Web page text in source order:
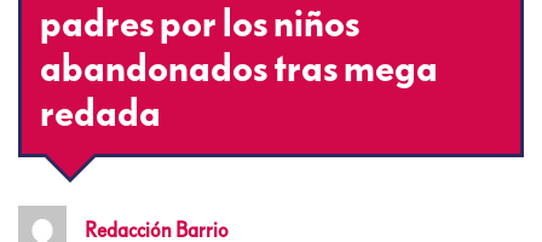
padres por los niños
abandonados tras mega
redada
Redacción Barrio